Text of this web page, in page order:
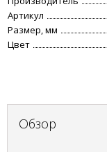
Артикул
Размер, мм
Цвет
Обзор